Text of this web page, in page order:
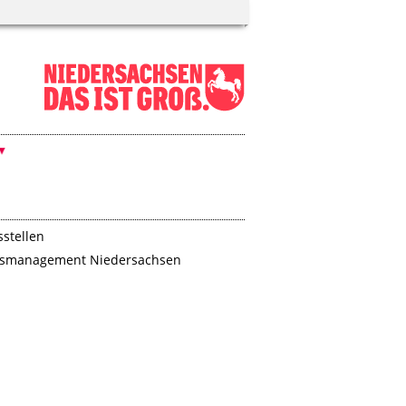
Niedersachsen